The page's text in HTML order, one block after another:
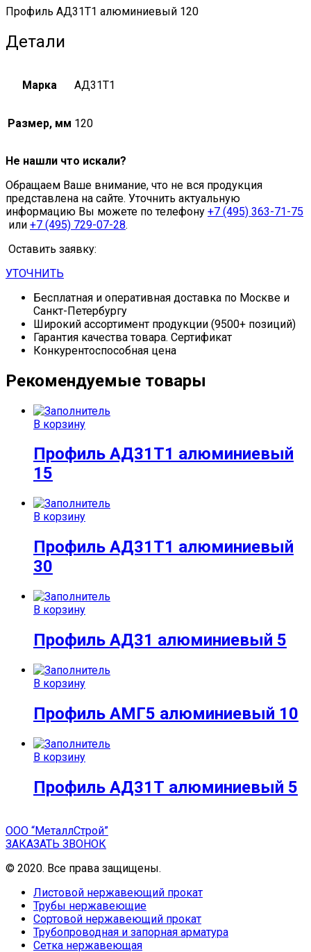
Профиль АД31Т1 алюминиевый 120
Детали
Марка АД31Т1
Размер, мм 120
Не нашли что искали?
Обращаем Ваше внимание, что не вся продукция
представлена на сайте. Уточнить актуальную
информацию Вы можете по телефону +7 (495) 363-71-75
или +7 (495) 729-07-28.
Оставить заявку:
УТОЧНИТЬ
Бесплатная и оперативная доставка по Москве и
Санкт-Петербургу
Широкий ассортимент продукции (9500+ позиций)
Гарантия качества товара. Сертификат
Конкурентоспособная цена
Рекомендуемые товары
В корзину
Профиль АД31Т1 алюминиевый
15
В корзину
Профиль АД31Т1 алюминиевый
30
В корзину
Профиль АД31 алюминиевый 5
В корзину
Профиль АМГ5 алюминиевый 10
В корзину
Профиль АД31Т алюминиевый 5
ООО “МеталлСтрой”
ЗАКАЗАТЬ ЗВОНОК
© 2020. Все права защищены.
Листовой нержавеющий прокат
Трубы нержавеющие
Сортовой нержавеющий прокат
Трубопроводная и запорная арматура
Сетка нержавеющая